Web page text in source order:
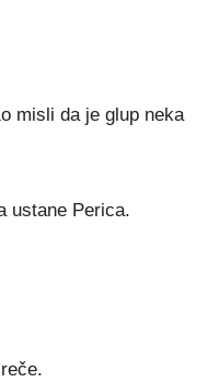
misli da je glup neka
ustane Perica.